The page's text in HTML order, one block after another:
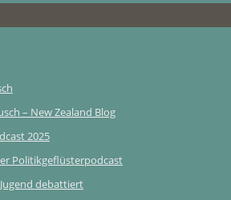
– New Zealand Blog
2025
Politikgeflüsterpodcast
debattiert